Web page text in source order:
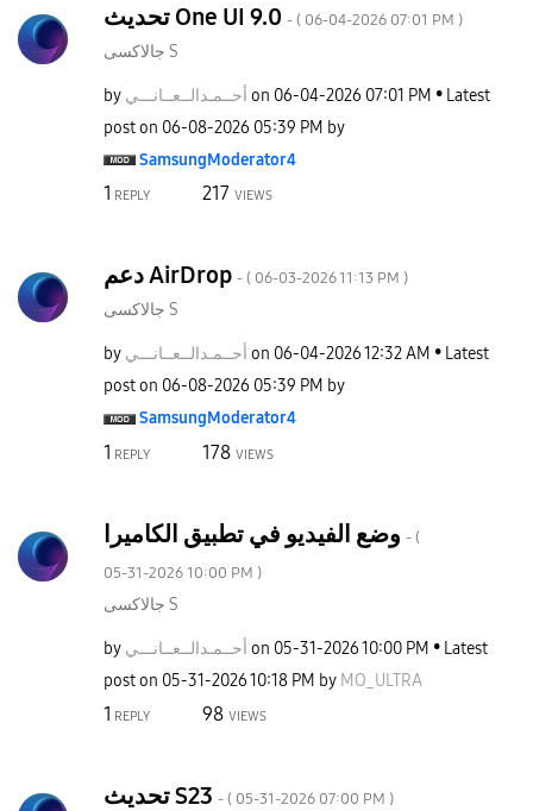
تحديث One UI 9.0 - ( ‎06-04-2026 07:01 PM )
جالاكسى S
by أحــمـدالــعــانـــي on ‎06-04-2026 07:01 PM
Latest
post on ‎06-08-2026 05:39 PM by
SamsungModerator4
1 REPLY 217 VIEWS
دعم AirDrop - ( ‎06-03-202611:13 PM )
جالاكسى S
by أحــمـدالــعــانـــي on ‎06-04-202612:32 AM
Latest
post on ‎06-08-2026 05:39 PM by
SamsungModerator4
1 REPLY 178 VIEWS
- (
‎05-31-2026 10:00 PM )
جالاكسى S
by أحــمـدالــعــانـــي on ‎05-31-202610:00 PM
Latest
post on ‎05-31-202610:18 PM by MO_ULTRA
1 REPLY 98 VIEWS
تحديث S23 - ( ‎05-31-2026 07:00 PM )